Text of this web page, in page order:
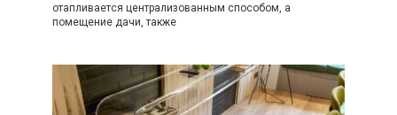
отапливается централизованным способом, а
помещение дачи, также